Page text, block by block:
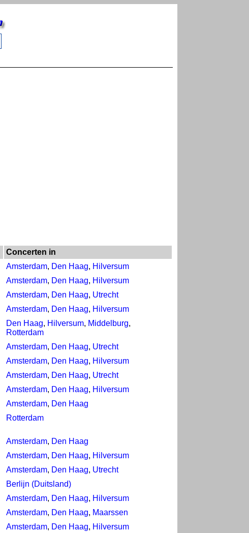
Concerten in
Amsterdam, Den Haag, Hilversum
Amsterdam, Den Haag, Hilversum
Amsterdam, Den Haag, Utrecht
Amsterdam, Den Haag, Hilversum
Den Haag, Hilversum, Middelburg,
Rotterdam
Amsterdam, Den Haag, Utrecht
Amsterdam, Den Haag, Hilversum
Amsterdam, Den Haag, Utrecht
Amsterdam, Den Haag, Hilversum
Amsterdam, Den Haag
Rotterdam
Amsterdam, Den Haag
Amsterdam, Den Haag, Hilversum
Amsterdam, Den Haag, Utrecht
Berlijn (Duitsland)
Amsterdam, Den Haag, Hilversum
Amsterdam, Den Haag, Maarssen
Amsterdam, Den Haag, Hilversum